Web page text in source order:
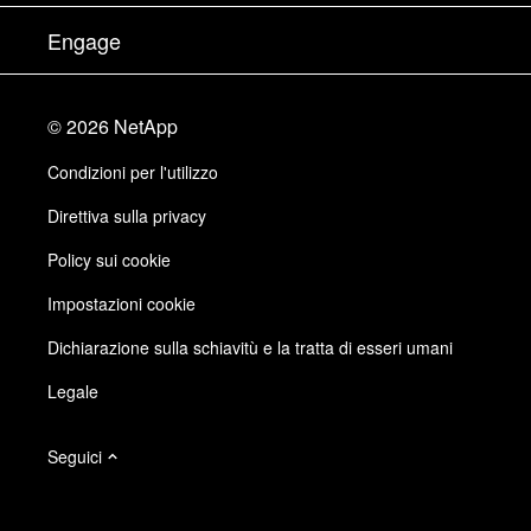
Elenco prodotti A-Z
Community
Impara
Offerte di lavoro
Trust Center
Responsabilità e sostenibilità
Certificazioni di qualità
NetApp Instaclustr
Newsroom
Eventi
Blog
Esperienza del cliente
Testimonianze dei clienti
Engage
Feedback sito
Accessibilità
Iscrizioni email
NetApp P. Iva 02655930960
Modello 231
©2026 NetApp
Condizioni per l'utilizzo
Direttiva sulla privacy
Policy sui cookie
Impostazioni cookie
Dichiarazione sulla schiavitù e la tratta di esseri umani
Legale
Seguici